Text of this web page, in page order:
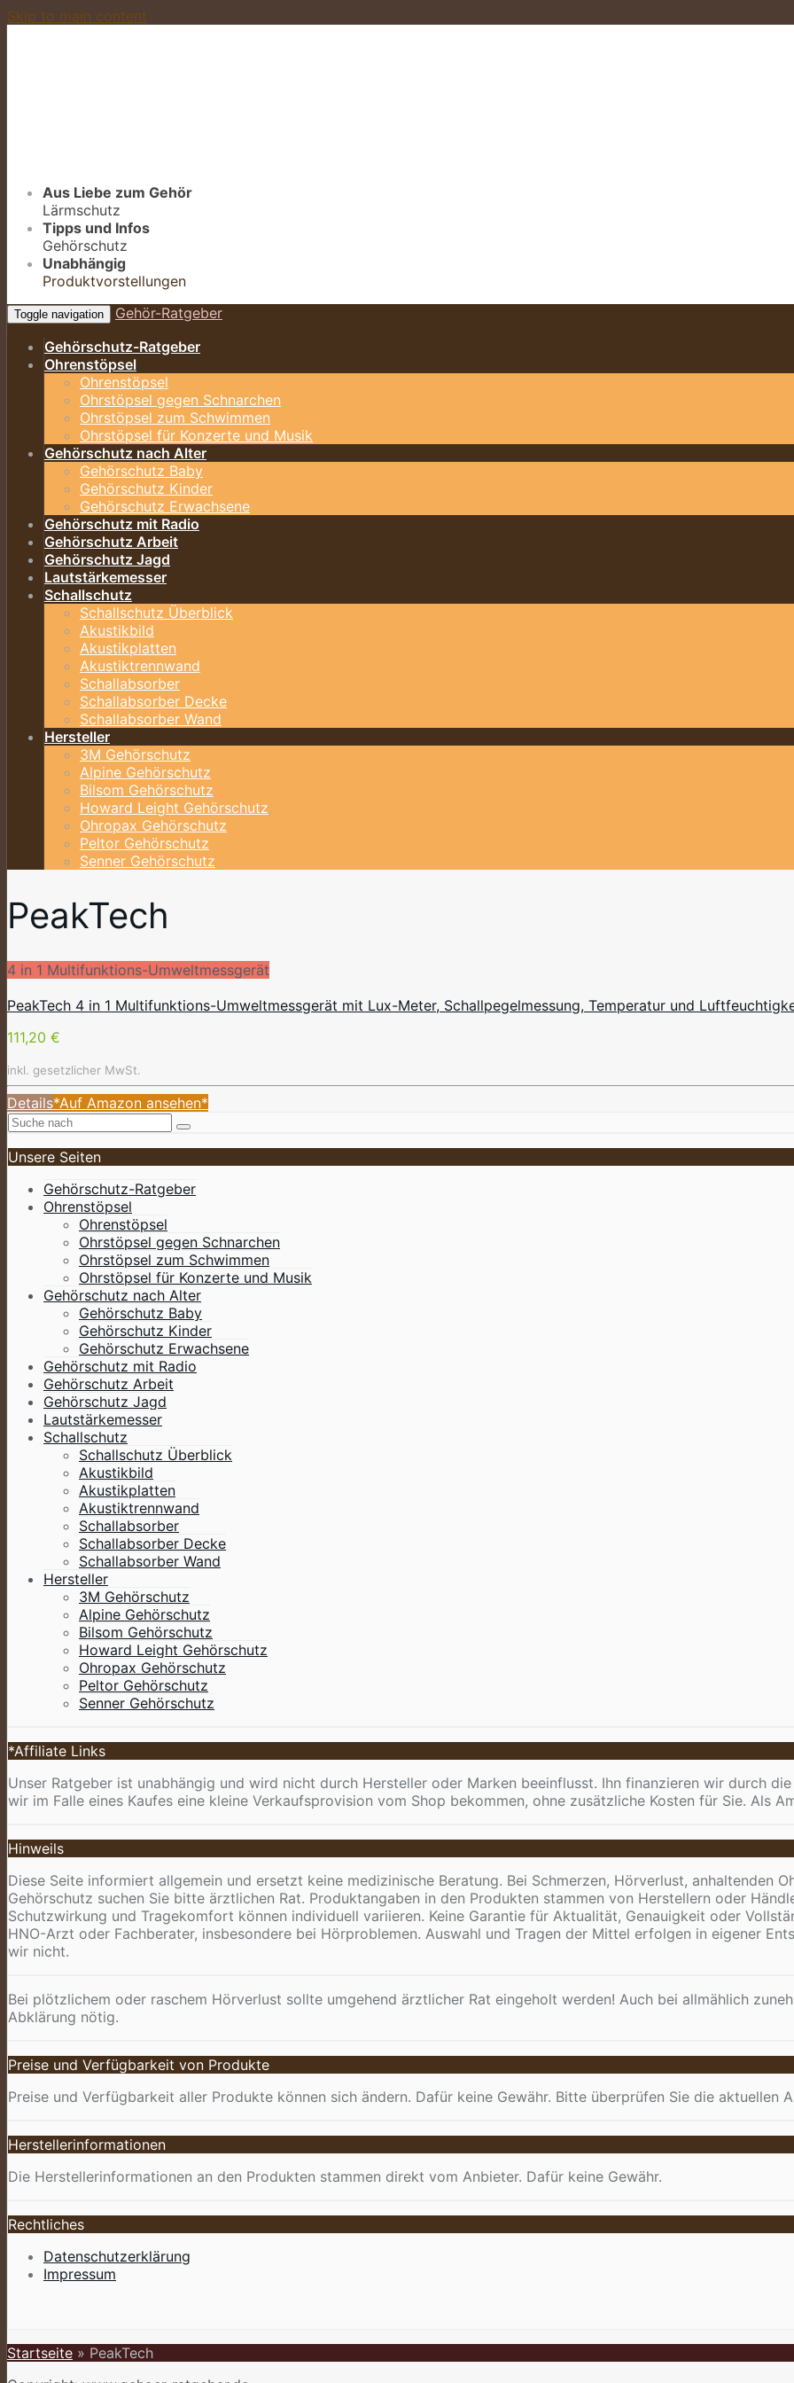
Skip to main content
Aus Liebe zum Gehör
Lärmschutz
Tipps und Infos
Gehörschutz
Unabhängig
Produktvorstellungen
Toggle navigation
Gehör-Ratgeber
Gehörschutz-Ratgeber
Ohrenstöpsel
Ohrenstöpsel
Ohrstöpsel gegen Schnarchen
Ohrstöpsel zum Schwimmen
Ohrstöpsel für Konzerte und Musik
Gehörschutz nach Alter
Gehörschutz Baby
Gehörschutz Kinder
Gehörschutz Erwachsene
Gehörschutz mit Radio
Gehörschutz Arbeit
Gehörschutz Jagd
Lautstärkemesser
Schallschutz
Schallschutz Überblick
Akustikbild
Akustikplatten
Akustiktrennwand
Schallabsorber
Schallabsorber Decke
Schallabsorber Wand
Hersteller
3M Gehörschutz
Alpine Gehörschutz
Bilsom Gehörschutz
Howard Leight Gehörschutz
Ohropax Gehörschutz
Peltor Gehörschutz
Senner Gehörschutz
PeakTech
4 in 1 Multifunktions-Umweltmessgerät
PeakTech 4 in 1 Multifunktions-Umweltmessgerät mit Lux-Meter, Schallpegelmessung, Temperatur und
111,20 €
inkl. gesetzlicher MwSt.
Details*Auf Amazon ansehen*
Unsere Seiten
Gehörschutz-Ratgeber
Ohrenstöpsel
Ohrenstöpsel
Ohrstöpsel gegen Schnarchen
Ohrstöpsel zum Schwimmen
Ohrstöpsel für Konzerte und Musik
Gehörschutz nach Alter
Gehörschutz Baby
Gehörschutz Kinder
Gehörschutz Erwachsene
Gehörschutz mit Radio
Gehörschutz Arbeit
Gehörschutz Jagd
Lautstärkemesser
Schallschutz
Schallschutz Überblick
Akustikbild
Akustikplatten
Akustiktrennwand
Schallabsorber
Schallabsorber Decke
Schallabsorber Wand
Hersteller
3M Gehörschutz
Alpine Gehörschutz
Bilsom Gehörschutz
Howard Leight Gehörschutz
Ohropax Gehörschutz
Peltor Gehörschutz
Senner Gehörschutz
*Affiliate Links
Unser Ratgeber ist unabhängig und wird nicht durch Hersteller oder Marken beeinflusst. Ihn finanzieren wir durch
wir im Falle eines Kaufes eine kleine Verkaufsprovision vom Shop bekommen, ohne zusätzliche Kosten für Sie. Als
Hinweils
Diese Seite informiert allgemein und ersetzt keine medizinische Beratung. Bei Schmerzen, Hörverlust, anhaltenden
Gehörschutz suchen Sie bitte ärztlichen Rat. Produktangaben in den Produkten stammen von Herstellern oder
Schutzwirkung und Tragekomfort können individuell variieren. Keine Garantie für Aktualität, Genauigkeit oder
HNO-Arzt oder Fachberater, insbesondere bei Hörproblemen. Auswahl und Tragen der Mittel erfolgen in eigener
wir nicht.
Bei plötzlichem oder raschem Hörverlust sollte umgehend ärztlicher Rat eingeholt werden! Auch bei allmählich
Abklärung nötig.
Preise und Verfügbarkeit von Produkte
Preise und Verfügbarkeit aller Produkte können sich ändern. Dafür keine Gewähr. Bitte überprüfen Sie die aktuellen
Herstellerinformationen
Die Herstellerinformationen an den Produkten stammen direkt vom Anbieter. Dafür keine Gewähr.
Rechtliches
Datenschutzerklärung
Impressum
Startseite » PeakTech